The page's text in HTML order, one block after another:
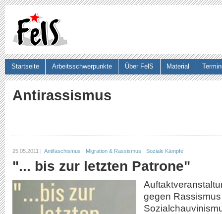
Antirassismus
25.05.2011 | Antifaschismus Migration & Rassismus Soziale Kämpfe
"... bis zur letzten Patrone"
gegen
Startseite Arbeitsschwerpunkte Über FelS Material
Suchformular